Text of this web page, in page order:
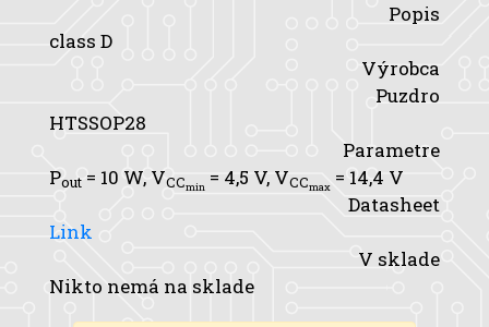
Popis
class D
Výrobca
Puzdro
HTSSOP28
Parametre
Pout = 10 W, VCCmin = 4,5 V, VCCmax = 14,4 V
Datasheet
Link
V sklade
Nikto nemá na sklade